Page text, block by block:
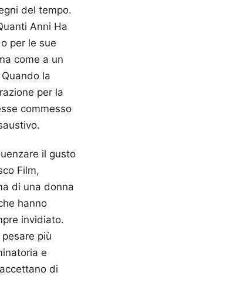
del tempo.
Anni Ha
per le sue
come a un
la
per la
commesso
il gusto
Film,
di una donna
hanno
invidiato.
più
e
di